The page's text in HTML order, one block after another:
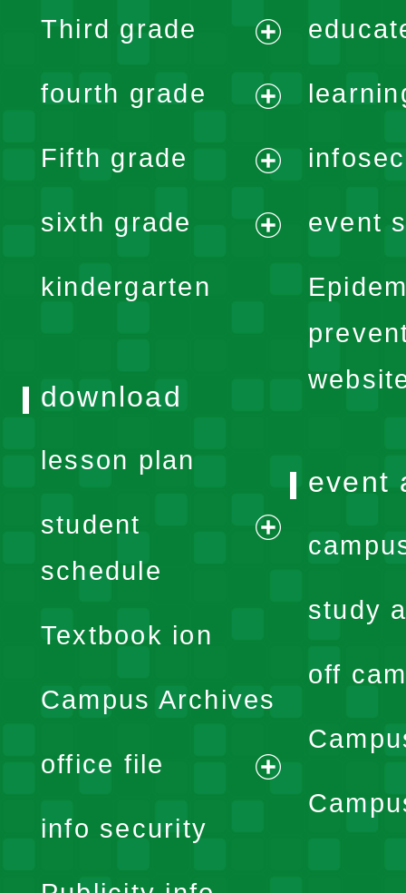
menu
Third grade
menu
fourth grade
menu
Fifth grade
menu
sixth grade
kindergarten
event
download
lesson plan
student
schedule
expand
menu
Textbook ion
Campus Archives
office file
expand
info security
event
study
off